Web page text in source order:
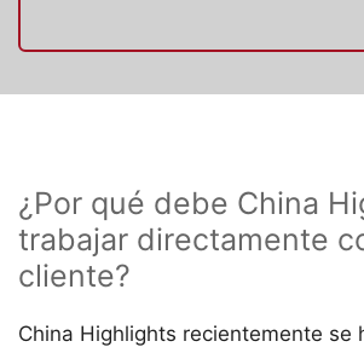
¿Por qué debe China
trabajar directamente
cliente?
China Highlights recientemente se